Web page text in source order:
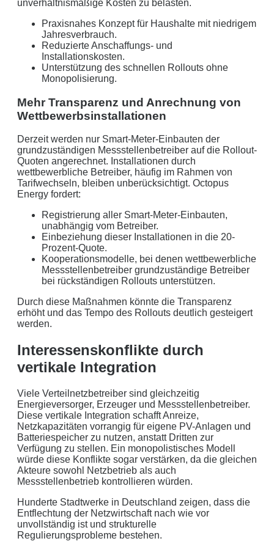
unverhältnismäßige Kosten zu belasten.
Praxisnahes Konzept für Haushalte mit niedrigem
Jahresverbrauch.
Reduzierte Anschaffungs- und
Installationskosten.
Unterstützung des schnellen Rollouts ohne
Monopolisierung.
Mehr Transparenz und Anrechnung von
Wettbewerbsinstallationen
Derzeit werden nur Smart-Meter-Einbauten der
grundzuständigen Messstellenbetreiber auf die Rollout-
Quoten angerechnet. Installationen durch
wettbewerbliche Betreiber, häufig im Rahmen von
Tarifwechseln, bleiben unberücksichtigt. Octopus
Energy fordert:
Registrierung aller Smart-Meter-Einbauten,
unabhängig vom Betreiber.
Einbeziehung dieser Installationen in die 20-
Prozent-Quote.
Kooperationsmodelle, bei denen wettbewerbliche
Messstellenbetreiber grundzuständige Betreiber
bei rückständigen Rollouts unterstützen.
Durch diese Maßnahmen könnte die Transparenz
erhöht und das Tempo des Rollouts deutlich gesteigert
werden.
Interessenskonflikte durch
vertikale Integration
Viele Verteilnetzbetreiber sind gleichzeitig
Energieversorger, Erzeuger und Messstellenbetreiber.
Diese vertikale Integration schafft Anreize,
Netzkapazitäten vorrangig für eigene PV-Anlagen und
Batteriespeicher zu nutzen, anstatt Dritten zur
Verfügung zu stellen. Ein monopolistisches Modell
würde diese Konflikte sogar verstärken, da die gleichen
Akteure sowohl Netzbetrieb als auch
Messstellenbetrieb kontrollieren würden.
Hunderte Stadtwerke in Deutschland zeigen, dass die
Entflechtung der Netzwirtschaft nach wie vor
unvollständig ist und strukturelle
Regulierungsprobleme bestehen.